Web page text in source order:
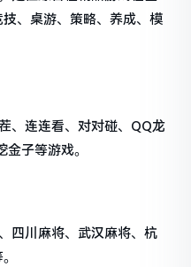
、桌游、策略、养成、模
、连连看、对对碰、QQ龙
子等游戏。
四川麻将、武汉麻将、杭